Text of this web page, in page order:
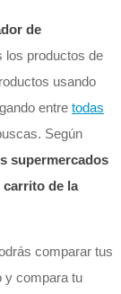
de
los productos de
usando
entre todas
Según
supermercados
carrito de la
comparar tus
y compara tu